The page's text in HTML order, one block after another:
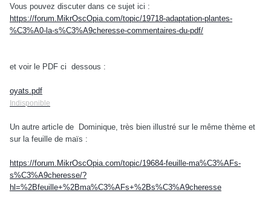
Vous pouvez discuter dans ce sujet ici :
https://forum.MikrOscOpia.com/topic/19718-adaptation-plantes-
%C3%A0-la-s%C3%A9cheresse-commentaires-du-pdf/
et voir le PDF ci dessous :
oyats.pdf
Indisponible
Un autre article de Dominique, très bien illustré sur le même thème et
sur la feuille de maïs :
https://forum.MikrOscOpia.com/topic/19684-feuille-ma%C3%AFs-
s%C3%A9cheresse/?
hl=%2Bfeuille+%2Bma%C3%AFs+%2Bs%C3%A9cheresse